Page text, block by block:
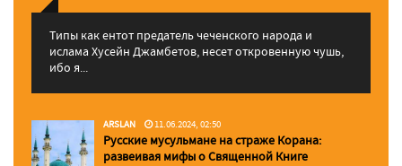
Типы как ентот предатель чеченского народа и
ислама Хусейн Джамбетов, несет откровенную чушь,
ибо я...
ARSLAN 11.06.2024, 02:50
Русские мусульмане на страже Корана:
pазвеивая мифы о Священной Книге